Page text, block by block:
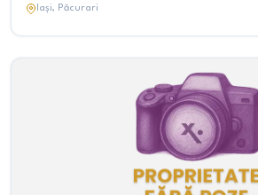
Iași, Păcurari